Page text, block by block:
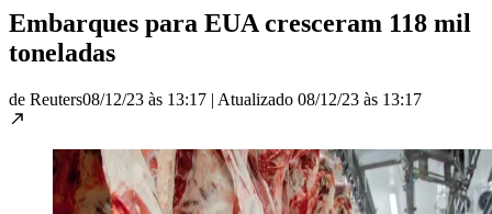
Embarques para EUA cresceram 118 mil
toneladas
de Reuters08/12/23 às 13:17 | Atualizado 08/12/23 às 13:17